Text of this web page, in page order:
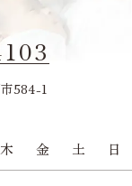
584-1
木 金 土 日